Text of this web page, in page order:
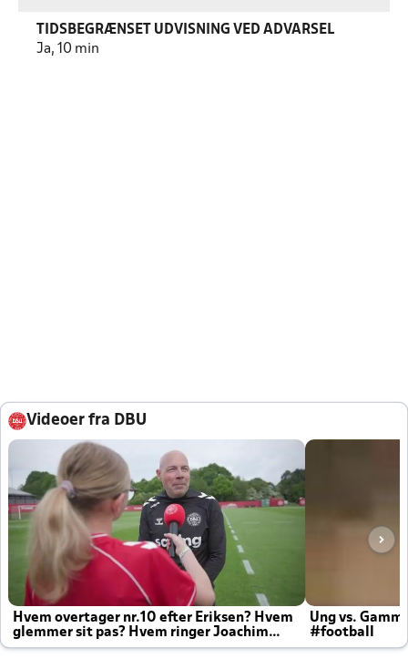
TIDSBEGRÆNSET UDVISNING VED ADVARSEL
Ja, 10 min
Videoer fra DBU
Hvem overtager nr.10 efter Eriksen? Hvem
glemmer sit pas? Hvem ringer Joachim
altid til efter kampe?
Ung vs.
#football